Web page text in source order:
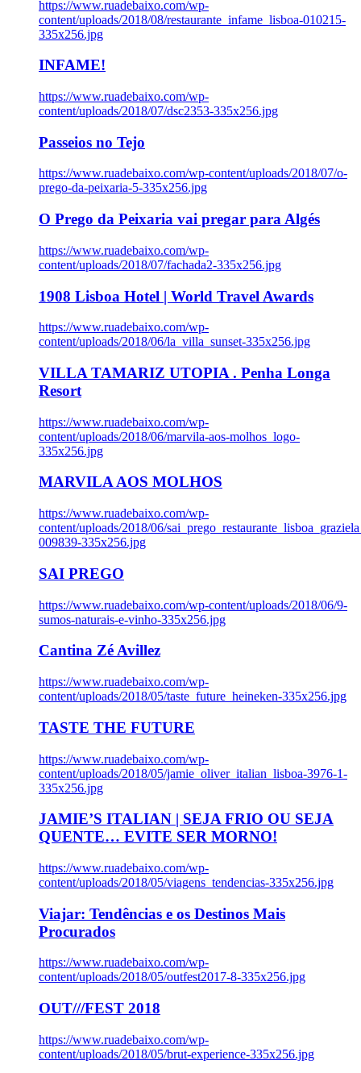
https://www.ruadebaixo.com/wp-
content/uploads/2018/08/restaurante_infame_lisboa-010215-
335x256.jpg
INFAME!
https://www.ruadebaixo.com/wp-
content/uploads/2018/07/dsc2353-335x256.jpg
Passeios no Tejo
https://www.ruadebaixo.com/wp-content/uploads/2018/07/o-
prego-da-peixaria-5-335x256.jpg
O Prego da Peixaria vai pregar para Algés
https://www.ruadebaixo.com/wp-
content/uploads/2018/07/fachada2-335x256.jpg
1908 Lisboa Hotel | World Travel Awards
https://www.ruadebaixo.com/wp-
content/uploads/2018/06/la_villa_sunset-335x256.jpg
VILLA TAMARIZ UTOPIA . Penha Longa
Resort
https://www.ruadebaixo.com/wp-
content/uploads/2018/06/marvila-aos-molhos_logo-
335x256.jpg
MARVILA AOS MOLHOS
https://www.ruadebaixo.com/wp-
content/uploads/2018/06/
009839-335x256.jpg
SAI PREGO
https://www.ruadebaixo.com/wp-content/uploads/2018/06/9-
sumos-naturais-e-vinho-335x256.jpg
Cantina Zé Avillez
https://www.ruadebaixo.com/wp-
content/uploads/2018/05/taste_future_heineken-335x256.jpg
TASTE THE FUTURE
https://www.ruadebaixo.com/wp-
content/uploads/2018/05/jamie_oliver_italian_lisboa-3976-1-
335x256.jpg
JAMIE’S ITALIAN | SEJA FRIO OU SEJA
QUENTE… EVITE SER MORNO!
https://www.ruadebaixo.com/wp-
content/uploads/2018/05/viagens_tendencias-335x256.jpg
Viajar: Tendências e os Destinos Mais
Procurados
https://www.ruadebaixo.com/wp-
content/uploads/2018/05/outfest2017-8-335x256.jpg
OUT///FEST 2018
https://www.ruadebaixo.com/wp-
content/uploads/2018/05/brut-experience-335x256.jpg